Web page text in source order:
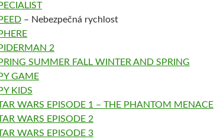
– Nebezpečná rychlost
2
SUMMER FALL WINTER AND SPRING
GAME
KIDS
WARS EPISODE 1 – THE PHANTOM MENACE
WARS EPISODE 2
WARS EPISODE 3